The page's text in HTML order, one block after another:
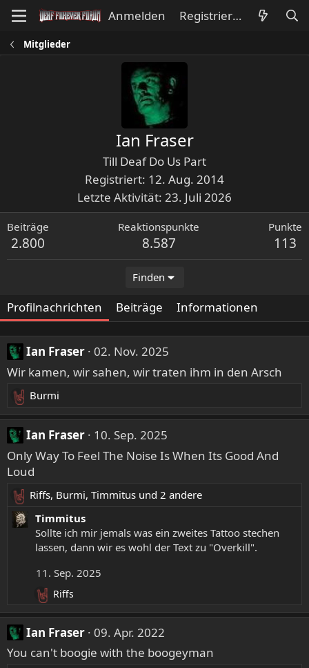
Anmelden Registrieren
Mitglieder
Ian Fraser
Till Deaf Do Us Part
Registriert 12. Aug. 2014
Letzte Aktivität 23. Juli 2026
Beiträge
2.800
Reaktionspunkte
8.587
Punkte
113
Finden
Profilnachrichten Beiträge Informationen
Ian Fraser 02. Nov. 2025
Wir kamen, wir sahen, wir traten ihm in den Arsch
R
e
a
k
t
i
o
n
e
n
Burmi
Ian Fraser
10. Sep. 2025
Only Way To Feel The Noise Is When Its Good And
Loud
R
e
a
e
n
:
Riffs, Burmi, Timmitus und 2 andere
Timmitus
Sollte ich mir jemals was ein zweites Tattoo stechen
lassen, dann wir es wohl der Text zu "Overkill".
11. Sep. 2025
R
e
k
t
Riffs
Ian Fraser 09. Apr. 2022
You can't boogie with the boogeyman